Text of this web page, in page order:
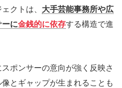
クトは、 大手芸能事務所や広
に金銭的に依存する構造で進
ポンサーの意向が強く反映さ
とギャップが生まれることも